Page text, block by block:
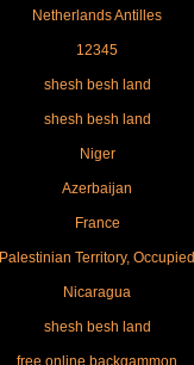
Netherlands Antilles
12345
shesh besh land
shesh besh land
Niger
Azerbaijan
France
Palestinian Territory, Occupied
Nicaragua
shesh besh land
free online backgammon